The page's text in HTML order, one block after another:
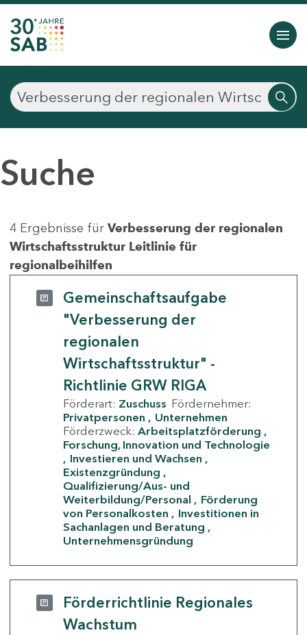
Suche
4 Ergebnisse für Verbesserung der regionalen
Wirtschaftsstruktur Leitlinie für
regionalbeihilfen
Gemeinschaftsaufgabe
"Verbesserung der
regionalen
Wirtschaftsstruktur" -
Richtlinie GRW RIGA
Förderart: Zuschuss Fördernehmer:
Privatpersonen
Unternehmen
Förderzweck: Arbeitsplatzförderung
Forschung, Innovation und Technologie
Investieren und Wachsen
Existenzgründung
Qualifizierung/Aus- und
Weiterbildung/Personal
Förderung
von Personalkosten
Investitionen in
Sachanlagen und Beratung
Unternehmensgründung
Förderrichtlinie Regionales
Wachstum